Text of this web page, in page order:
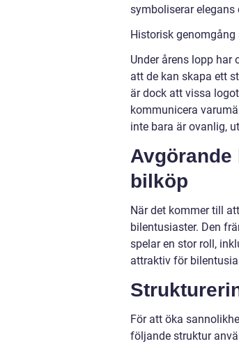
symboliserar elegans
Historisk
Under årens lopp
att de kan skapa ett
är dock att vissa
kommunicera
inte bara är ovanlig,
bilköp
När det kommer till
bilentusiaster. Den
spelar en stor roll,
attraktiv för
För att öka
följande struktur